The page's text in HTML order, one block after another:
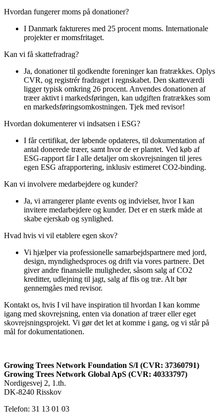
Hvordan fungerer moms på donationer?
I Danmark faktureres med 25 procent moms. Internationale
projekter er momsfritaget.
Kan vi få skattefradrag?
Ja, donationer til godkendte foreninger kan fratrækkes. Oplys
CVR, og registrér fradraget i regnskabet. Den skatteværdi
ligger typisk omkring 26 procent. Anvendes donationen af
træer aktivt i markedsføringen, kan udgiften fratrækkes som
en markedsføringsomkostningen. Tjek med revisor!
Hvordan dokumenterer vi indsatsen i ESG?
I får certifikat, der løbende opdateres, til dokumentation af
antal donerede træer, samt hvor de er plantet. Ved køb af
ESG-rapport får I alle detaljer om skovrejsningen til jeres
egen ESG afrapportering, inklusiv estimeret CO2-binding.
Kan vi involvere medarbejdere og kunder?
Ja, vi arrangerer plante events og indvielser, hvor I kan
invitere medarbejdere og kunder. Det er en stærk måde at
skabe ejerskab og synlighed.
Hvad hvis vi vil etablere egen skov?
Vi hjælper via professionelle samarbejdspartnere med jord,
design, myndighedsproces og drift via vores partnere. Det
giver andre finansielle muligheder, såsom salg af CO2
kreditter, udlejning til jagt, salg af flis og træ. Alt bør
gennemgåes med revisor.
Kontakt os, hvis I vil have inspiration til hvordan I kan komme
igang med skovrejsning, enten via donation af træer eller eget
skovrejsningsprojekt. Vi gør det let at komme i gang, og vi står på
mål for dokumentationen.
Growing Trees Network Foundation S/I (CVR: 37360791)
Growing Trees Network Global ApS (CVR: 40333797)
Nordigesvej 2, 1.th.
DK-8240 Risskov
Telefon: 31 13 01 03